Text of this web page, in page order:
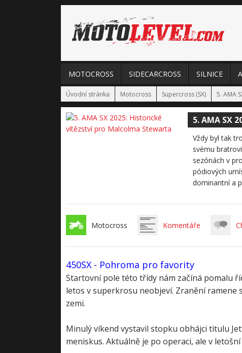
MOTOCROSS SIDECARCROSS SILNICE
Úvodní stránka Motocross Supercross (SX) 5. AMA
5. AMA SX
Vždy byl tak
svému
sezónách v
pódiových
dominantní a
Motocross Komentáře
450SX - Pohroma pro favority
Startovní pole této třídy nám začíná pomalu
letos v superkrosu neobjeví. Zranění ramene
zemi.
Minulý víkend vystavil stopku obhájci titulu
meniskus. Aktuálně je po operaci, ale v